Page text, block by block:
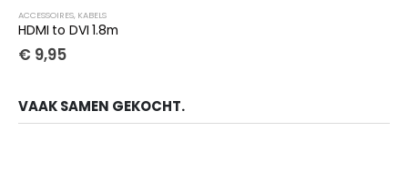
ACCESSOIRES, KABELS
HDMI to DVI 1.8m
€ 9,95
VAAK SAMEN GEKOCHT.